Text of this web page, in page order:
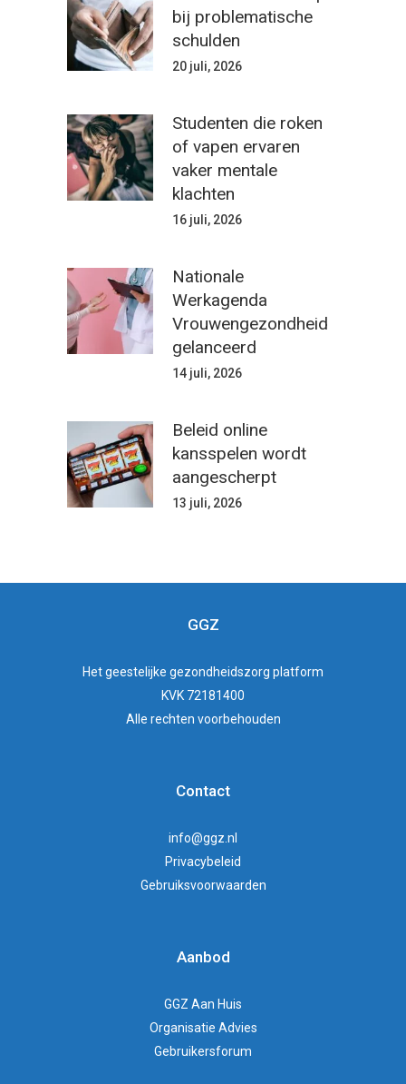
bij problematische
schulden
20 juli, 2026
Studenten die roken
of vapen ervaren
vaker mentale
klachten
16 juli, 2026
Nationale
Werkagenda
Vrouwengezondheid
gelanceerd
14 juli, 2026
Beleid online
kansspelen wordt
aangescherpt
13 juli, 2026
GGZ
Hetgeestelijke gezondheidszorg platform
KVK 72181400
Alle rechten voorbehouden
Contact
info@ggz.nl
Privacybeleid
Gebruiksvoorwaarden
Aanbod
GGZ Aan Huis
Organisatie Advies
Gebruikersforum